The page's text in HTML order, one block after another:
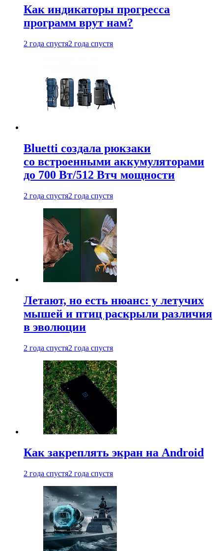
Как индикаторы прогресса
программ врут нам?
2 года спустя2 года спустя
Bluetti создала рюкзаки
со встроенными аккумуляторами
до 700 Вт/512 Втч мощности
2 года спустя2 года спустя
Летают, но есть нюанс: у летучих
мышей и птиц раскрыли различия
в эволюции
2 года спустя2 года спустя
Как закреплять экран на Android
2 года спустя2 года спустя